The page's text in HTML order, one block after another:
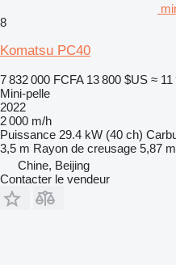
8
Komatsu PC40
7 832 000 FCFA 13 800 $US ≈ 11
Mini-pelle
2022
2 000 m/h
Puissance 29.4 kW (40 ch)
3,5 m Rayon de creusage 5,87 m
Chine, Beijing
Contacter le vendeur